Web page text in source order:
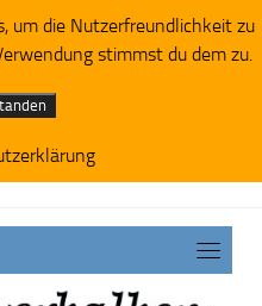
um die Nutzerfreundlichkeit zu
stimmst du dem zu.